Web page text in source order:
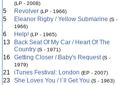
(LP - 2008)
5 Revolver (LP - 1966)
5 Eleanor Rigby / Yellow Submarine (S -
1966)
6 Help! (LP - 1965)
13
Back Seat Of My Car / Heart Of The
Country (S - 1971)
16 Getting Closer / Baby's Request (S -
1979)
21 iTunes Festival: London (EP - 2007)
23 She Loves You / I`ll Get You (S - 1963)